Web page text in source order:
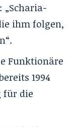
ihm folgen,
Funktionäre
1994
für die